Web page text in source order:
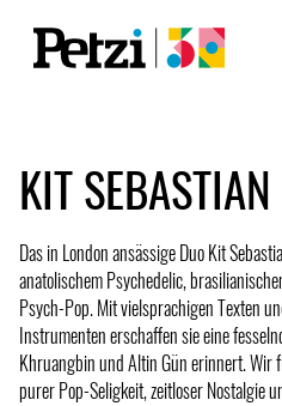
KIT
Das in London ansässige Duo Kit
anatolischem Psychedelic,
Psych-Pop. Mit vielsprachigen Texten
Instrumenten erschaffen sie eine
Khruangbin und Altin Gün erinnert. Wir
purer Pop-Seligkeit, zeitloser Nostalgie